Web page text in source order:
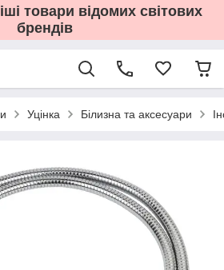
товари відомих світових
брендів
Уцінка Білизна та аксесуари